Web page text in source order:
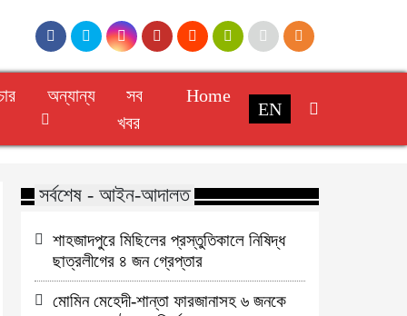
অন্যান্য
সব
খবর
Home
EN
সর্বশেষ - আইন-আদালত
শাহজাদপুরে মিছিলের প্রস্তুতিকালে নিষিদ্ধ
ছাত্রলীগের ৪ জন গ্রেপ্তার
মোমিন মেহেদী-শান্তা ফারজানাসহ ৬ জনকে